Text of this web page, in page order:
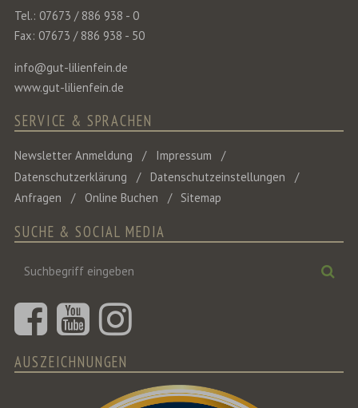
Tel.: 07673 / 886 938 - 0
Fax: 07673 / 886 938 - 50
info@gut-lilienfein.de
www.gut-lilienfein.de
SERVICE & SPRACHEN
Newsletter Anmeldung
Impressum
Datenschutzerklärung
Datenschutzeinstellungen
Anfragen
Online Buchen Sitemap
SUCHE & SOCIAL MEDIA
Suchbegriff
AUSZEICHNUNGEN